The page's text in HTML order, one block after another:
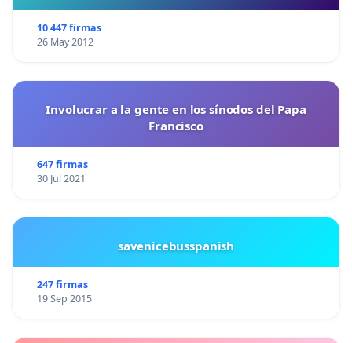
10 447 firmas
26 May 2012
Involucrar a la gente en los sínodos del Papa
Francisco
647 firmas
30 Jul 2021
savenicebusspanish
247 firmas
19 Sep 2015